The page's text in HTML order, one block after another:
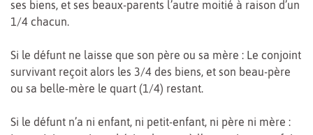
ses biens, et ses beaux-parents l’autre moitié à raison d’un
1/4 chacun.
Si le défunt ne laisse que son père ou sa mère : Le conjoint
survivant reçoit alors les 3/4 des biens, et son beau-père
ou sa belle-mère le quart (1/4) restant.
Si le défunt n’a ni enfant, ni petit-enfant, ni père ni mère :